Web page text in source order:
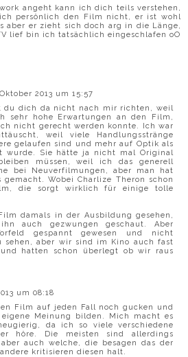
angeht kann ich dich teils verstehen,
persönlich den Film nicht, er ist wohl
aber er zieht sich doch arg in die Länge,
lief bin ich tatsächlich eingeschlafen oO
2013 um 15:57
du dich da nicht nach mir richten, weil
sehr hohe Erwartungen an den Film,
nicht gerecht werden konnte. Ich war
weil viele Handlungsstränge
gelaufen sind und mehr auf Optik als
wurde. Sie hätte ja nicht mal Original
müssen, weil ich das generell
bei Neuverfilmungen, aber man hat
Wobei Charlize Theron schon
die sorgt wirklich für einige tolle
damals in der Ausbildung gesehen,
auch gezwungen geschaut. Aber
gespannt gewesen und nicht
sehen, aber wir sind im Kino auch fast
hatten schon überlegt ob wir raus
um 08:18
Film auf jeden Fall noch gucken und
Meinung bilden. Mich macht es
da ich so viele verschiedene
höre. Die meisten sind allerdings
auch welche, die besagen das der
kritisieren diesen halt.